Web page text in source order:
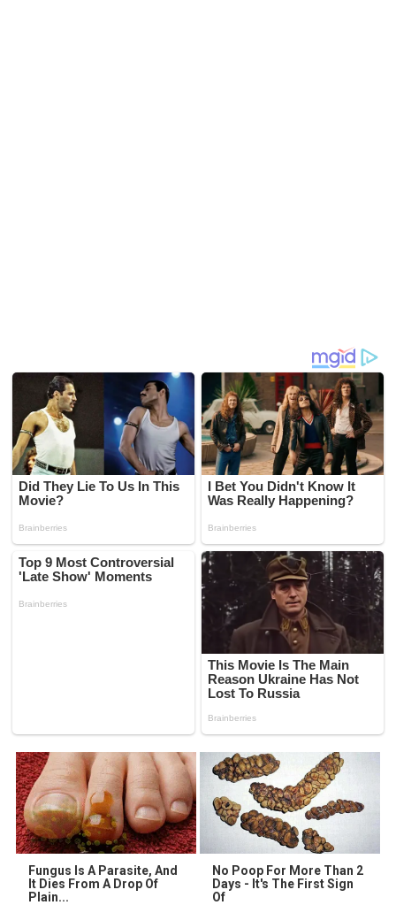
Fungus Is A Parasite, And
It Dies From A Drop Of
Plain...
No Poop For More Than 2
Days - It's The First Sign
Of